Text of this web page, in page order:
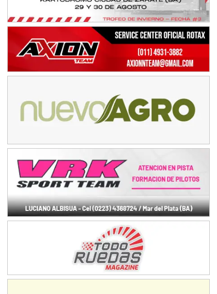
Centenario (Neuquén)
CENTRO BONAERENSE - F6
Emilio Parisi (Tierra)
25 de Mayo (Buenos Aires)
COBERTURA ON-LINE DE E-KART.COM.AR
15/16/17-AGO
APAK - F6
Ciudad de Zárate (Asfalto)
Zárate (Buenos Aires)
PROKART METROPOLITANO - F1
Ciudad Evita (Buenos Aires)
AKPS - F6
Kartódromo AKPS (Asfalto)
Comodoro Rivadavia (Chubut)
CORDOBES ASFALTO - F7
Parque de la Velocidad (Asfalto)